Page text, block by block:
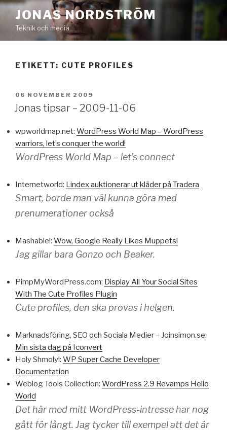
Hoppa
innehåll
JONAS NORDSTRÖM
Teknik och media
ETIKETT: CUTE PROFILES
PUBLICERAT
06 NOVEMBER 2009
Jonas tipsar – 2009-11-06
wpworldmap.net: WordPress World Map – WordPress
warriors, let’s conquer the world!
WordPress World Map – let’s connect
Internetworld: Lindex auktionerar ut kläder på Tradera
Smart, borde man väl kunna göra med
prenumerationer också
Mashable!: Wow, Google Really Likes Muppets!
Jag gillar bara Gonzo och Beaker.
PimpMyWordPress.com: Display All Your Social Sites
With The Cute Profiles Plugin
Cute profiles, den ska provas i helgen.
Marknadsföring, SEO och Sociala Medier – Joinsimon.se:
Min sista dag på Iconvert
Holy Shmoly!: WP Super Cache Developer
Documentation
Weblog Tools Collection: WordPress 2.9 Revamps Hello
World
Det här med mitt WordPress-intresse har nog
gått för långt. Jag tycker till exempel att det är